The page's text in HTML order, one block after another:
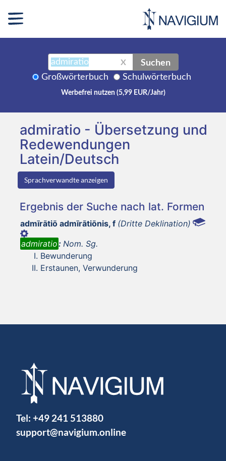
X Suchen
Großwörterbuch Schulwörterbuch
Werbefrei nutzen (5,99 EUR/Jahr)
admiratio - Übersetzung und
Redewendungen
Latein/Deutsch
Sprachverwandte anzeigen
Ergebnis der Suche nach lat. Formen
admīrātiō admīrātiōnis, f (Dritte Deklination)
admiratio: Nom. Sg.
Bewunderung
Erstaunen, Verwunderung
Tel: +49 241 513880
support@navigium.online